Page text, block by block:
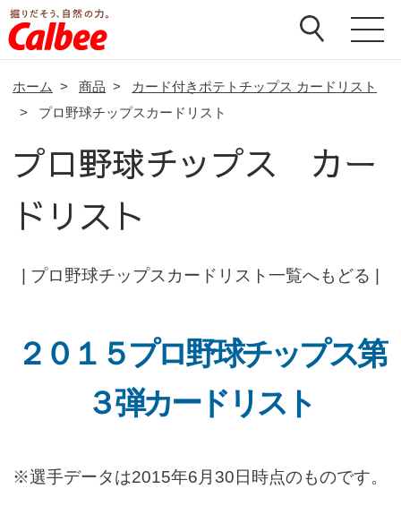
ホーム > 商品 >
カード付きポテトチップス カードリスト
>
プロ野球チップスカードリスト
プロ野球チップス カー
ドリスト
プロ野球チップスカードリスト一覧へもどる
２０１５プロ野球チップス第
３弾カードリスト
※選手データは2015年6月30日時点のものです。